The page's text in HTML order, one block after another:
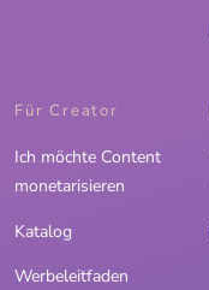
Für Creator
Ich möchte Content
monetarisieren
Katalog
Werbeleitfaden